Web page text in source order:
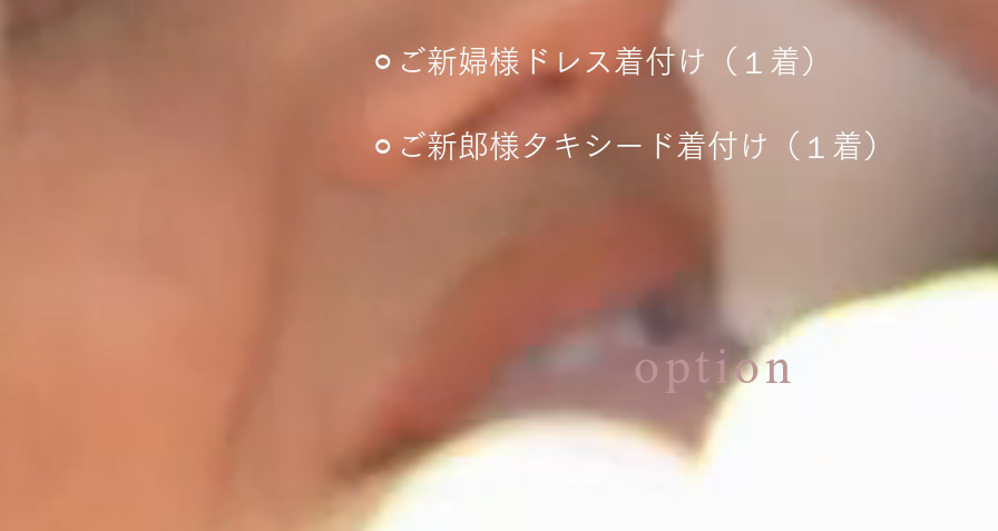
​⚪︎ご新婦様ドレス着付け（１着）
​⚪︎ご新郎様タキシード着付け（１着）
option